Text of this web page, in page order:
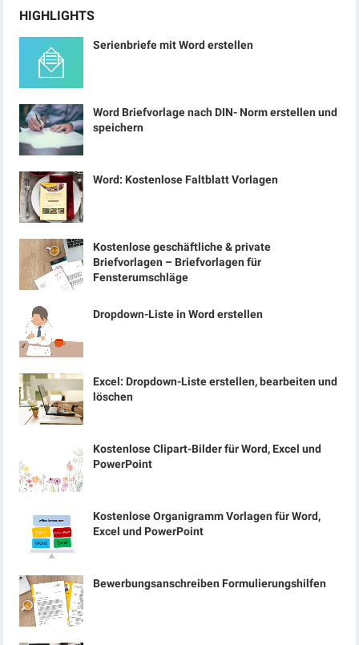
HIGHLIGHTS
Serienbriefe mit Word erstellen
Word Briefvorlage nach DIN- Norm erstellen und
speichern
Word: Kostenlose Faltblatt Vorlagen
Kostenlose geschäftliche & private
Briefvorlagen – Briefvorlagen für
Fensterumschläge
Dropdown-Liste in Word erstellen
Excel: Dropdown-Liste erstellen, bearbeiten und
löschen
Kostenlose Clipart-Bilder für Word, Excel und
PowerPoint
Kostenlose Organigramm Vorlagen für Word,
Excel und PowerPoint
Bewerbungsanschreiben Formulierungshilfen